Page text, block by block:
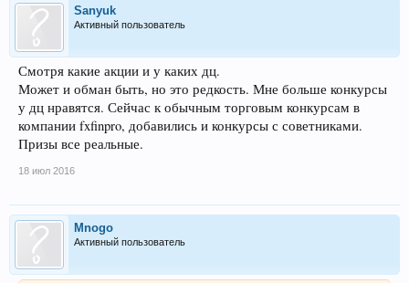
Sanyuk
Активный пользователь
Смотря какие акции и у каких дц.
Может и обман быть, но это редкость. Мне больше конкурсы
у дц нравятся. Сейчас к обычным торговым конкурсам в
компании fxfinpro, добавились и конкурсы с советниками.
Призы все реальные.
18 июл 2016
Mnogo
Активный пользователь